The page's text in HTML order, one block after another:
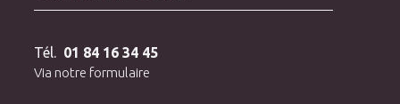
Tél. 01 84 16 34 45
Via notre formulaire